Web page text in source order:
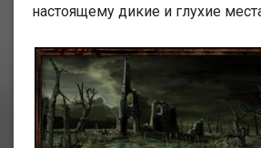
настоящему дикие и глухие